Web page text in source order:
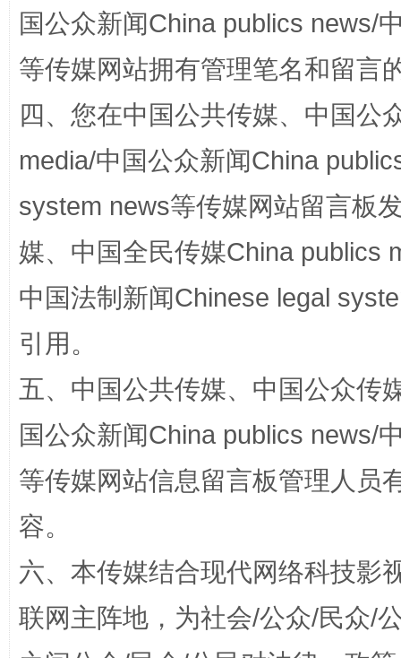
“蜀中异人”王建安的艺术幻境
完善运行机制助力责任有效落实 一纸欠
国公众新闻China publics news/
等传媒网站拥有管理笔名和留言
四、您在中国公共传媒、中国公
media/中国公众新闻China
system news等传媒网站留言板
媒、中国全民传媒China publics
中国法制新闻Chinese legal
引用。
五、中国公共传媒、中国公众传
国公众新闻China publics news/
等传媒网站信息留言板管理人员
容。
六、本传媒结合现代网络科技影
联网主阵地，为社会/公众/民众/